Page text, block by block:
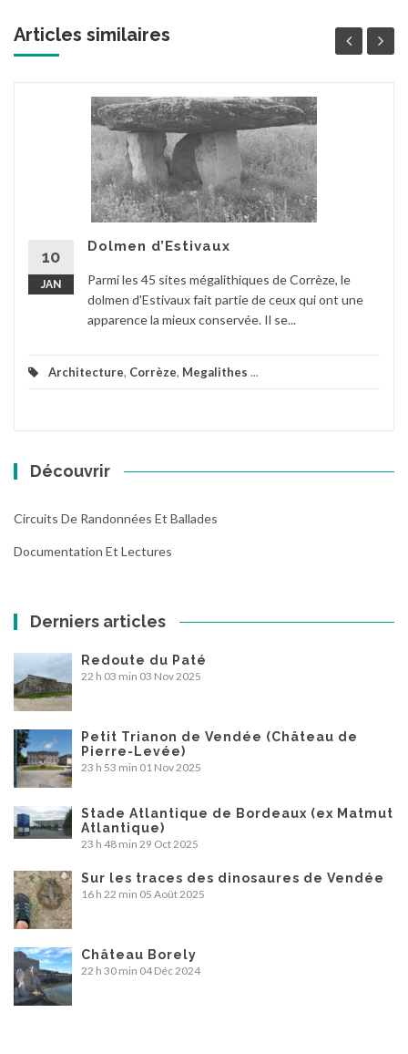
Articles similaires
10
JAN
Dolmen d’Estivaux
Parmi les 45 sites mégalithiques de Corrèze, le
dolmen d'Estivaux fait partie de ceux qui ont une
apparence la mieux conservée. Il se...
Architecture, Corrèze, Megalithes ...
Découvrir
Circuits De Randonnées Et Ballades
Documentation Et Lectures
Derniers articles
Redoute du Paté
22 h 03 min 03 Nov 2025
Petit Trianon de Vendée (Château de
Pierre-Levée)
23 h 53 min 01 Nov 2025
Stade Atlantique de Bordeaux (ex Matmut
Atlantique)
23 h 48 min 29 Oct 2025
Sur les traces des dinosaures de Vendée
16 h 22 min 05 Août 2025
Château Borely
22 h 30 min 04 Déc 2024